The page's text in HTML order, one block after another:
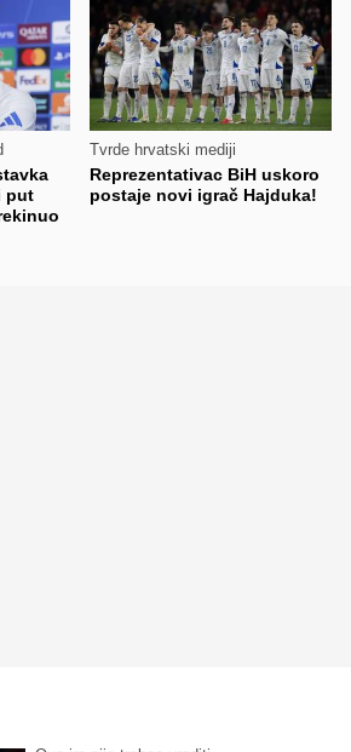
put
Tvrde hrvatski mediji
Reprezentativac BiH uskoro
postaje novi igrač Hajduka!